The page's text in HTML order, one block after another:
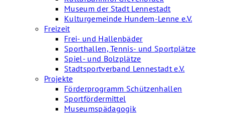
Museum der Stadt Lennestadt
Kulturgemeinde Hundem-Lenne e.V.
Freizeit
Frei- und Hallenbäder
Sporthallen, Tennis- und Sportplätze
Spiel- und Bolzplätze
Stadtsportverband Lennestadt e.V.
Projekte
Förderprogramm Schützenhallen
Sportfördermittel
Museumspädagogik